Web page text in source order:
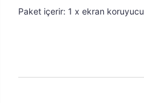
Paket içerir: 1 x ekran koruyucu